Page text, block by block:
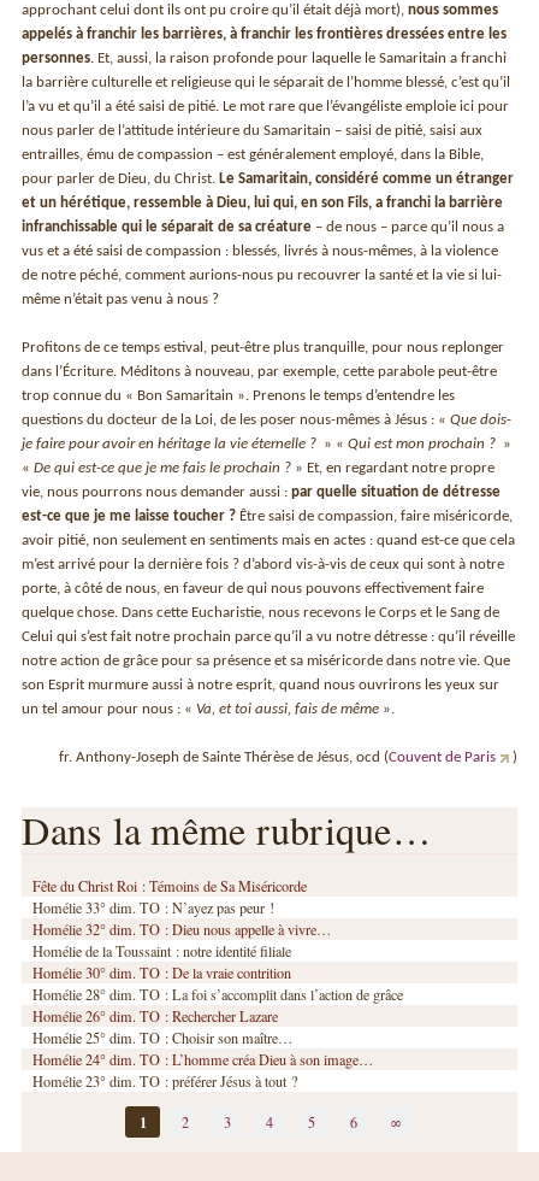
approchant celui dont ils ont pu croire qu’il était déjà mort),nous sommes
appelés à franchir les barrières, à franchir les frontières dressées entre les
personnes . Et, aussi, la raison profonde pour laquelle le Samaritain a franchi
la barrière culturelle et religieuse qui le séparait de l’homme blessé, c’est qu’il
l’a vu et qu’il a été saisi de pitié. Le mot rare que l’évangéliste emploie ici pour
nous parler de l’attitude intérieure du Samaritain – saisi de pitié, saisi aux
entrailles, ému de compassion – est généralement employé, dans la Bible,
pour parler de Dieu, du Christ.
Le Samaritain, considéré comme un étranger
et un hérétique, ressemble à Dieu, lui qui, en son Fils, a franchi la barrière
infranchissable qui le séparait de sa créature – de nous – parce qu’il nous a
vus et a été saisi de compassion : blessés, livrés à nous-mêmes, à la violence
de notre péché, comment aurions-nous pu recouvrer la santé et la vie si lui-
même n’était pas venu à nous ?
Profitons de ce temps estival, peut-être plus tranquille, pour nous replonger
dans l’Écriture. Méditons à nouveau, par exemple, cette parabole peut-être
trop connue du « Bon Samaritain ». Prenons le temps d’entendre les
questions du docteur de la Loi, de les poser nous-mêmes à Jésus : «Que dois-
je faire pour avoir en héritage la vie éternelle ? » «Qui est mon prochain ? »
«De qui est-ce que je me fais le prochain ? » Et, en regardant notre propre
vie, nous pourrons nous demander aussi :par quelle situation de détresse
est-ce que je me laisse toucher ? Être saisi de compassion, faire miséricorde,
avoir pitié, non seulement en sentiments mais en actes : quand est-ce que cela
m’est arrivé pour la dernière fois ? d’abord vis-à-vis de ceux qui sont à notre
porte, à côté de nous, en faveur de qui nous pouvons effectivement faire
quelque chose. Dans cette Eucharistie, nous recevons le Corps et le Sang de
Celui qui s’est fait notre prochain parce qu’il a vu notre détresse : qu’il réveille
notre action de grâce pour sa présence et sa miséricorde dans notre vie. Que
son Esprit murmure aussi à notre esprit, quand nous ouvrirons les yeux sur
un tel amour pour nous : «Va, et toi aussi, fais de même ».
fr. Anthony-Joseph de Sainte Thérèse de Jésus, ocd (Couvent de Paris )
Dans la même rubrique…
Fête du Christ Roi : Témoins de Sa Miséricorde
Homélie 33° dim. TO : N’ayez pas peur !
Homélie 32° dim. TO : Dieu nous appelle à vivre…
Homélie de la Toussaint : notre identité filiale
Homélie 30° dim. TO : De la vraie contrition
Homélie 28° dim. TO : La foi s’accomplit dans l’action de grâce
Homélie 26° dim. TO : Rechercher Lazare
Homélie 25° dim. TO : Choisir son maître…
Homélie 24° dim. TO : L’homme créa Dieu à son image…
Homélie 23° dim. TO : préférer Jésus à tout ?
1 2 3 4 5 6 ∞